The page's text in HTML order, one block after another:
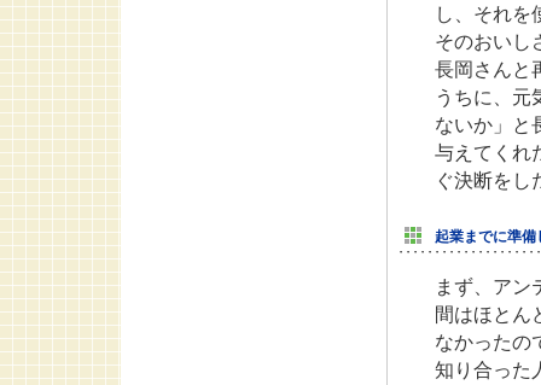
し、それを
そのおいし
長岡さんと
うちに、元
ないか」と
与えてくれ
ぐ決断をし
起業までに準備
まず、アン
間はほとん
なかったの
知り合った